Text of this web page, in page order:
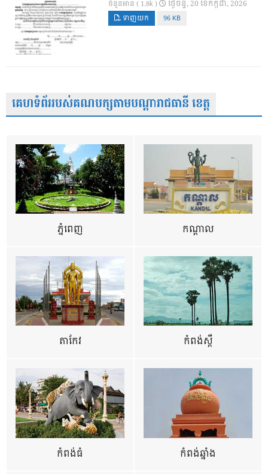
ចំនួនអាន ( 1.8k ) ថ្ងៃ​ចន្ទ, 20 ខែ​កក្កដា, 2026
ទាញយក 96 KB
គេហទំព័ររបស់គណបក្សតាមបណ្តារាជធានី ខេត្ត
ភ្នំពេញ កណ្តាល
តាកែវ កំពង់ស្ពឺ
កំពង់ធំ កំពង់ឆ្នាំង